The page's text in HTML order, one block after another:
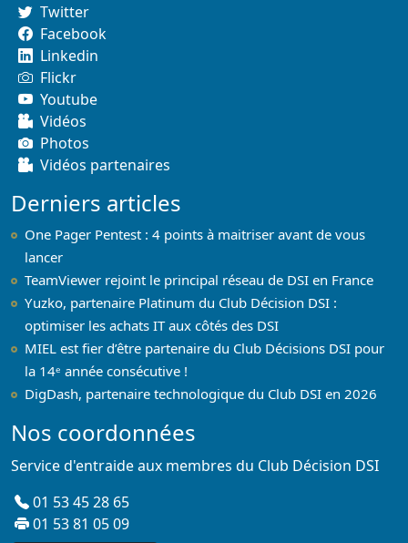
Twitter
Facebook
Linkedin
Flickr
Youtube
Vidéos
Photos
Vidéos partenaires
Derniers articles
One Pager Pentest : 4 points à maitriser avant de vous
lancer
TeamViewer rejoint le principal réseau de DSI en France
Yuzko, partenaire Platinum du Club Décision DSI :
optimiser les achats IT aux côtés des DSI
MIEL est fier d’être partenaire du Club Décisions DSI pour
la 14ᵉ année consécutive !
DigDash, partenaire technologique du Club DSI en 2026
Nos coordonnées
Service d'entraide aux membres du Club Décision DSI
01 53 45 28 65
01 53 81 05 09